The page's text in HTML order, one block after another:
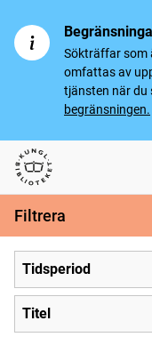
Sökträffar som
omfattas av
tjänsten när du
begränsningen.
Svenska tidningar
Filtrera
Tidsperiod
Titel